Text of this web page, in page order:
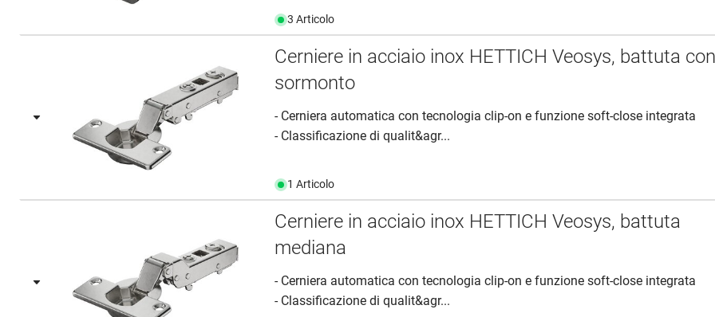
3 Articolo
Cerniere in acciaio inox HETTICH Veosys, battuta
sormonto
- Cerniera automatica con tecnologia clip-on e funzione soft-close integrata
- Classificazione di qualit&agr...
1 Articolo
Cerniere in acciaio inox HETTICH Veosys, battuta
mediana
- Cerniera automatica con tecnologia clip-on e funzione soft-close integrata
- Classificazione di qualit&agr...